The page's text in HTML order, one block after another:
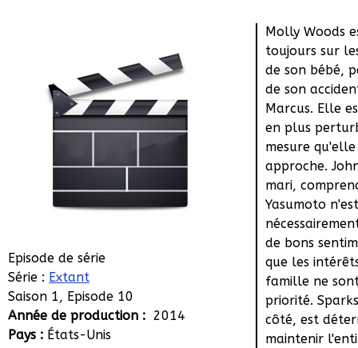
Episode de série
Série : Extant
Saison 1, Episode 10
Année de production : 2014
Pays : États-Unis
Molly Woods
toujours sur
de son bébé,
de son
Marcus. Elle
en plus
mesure qu'elle
approche.
mari,
Yasumoto
de bons
que les
famille ne
priorité.
côté, est
maintenir